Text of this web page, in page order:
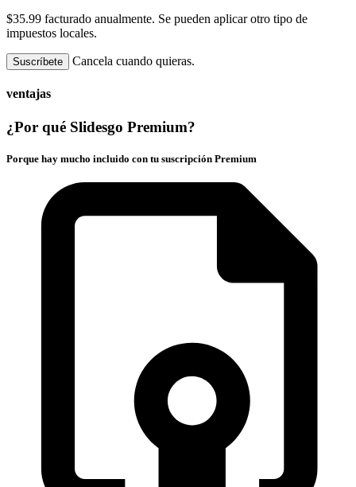
$35.99 facturado anualmente. Se pueden aplicar otro tipo de
impuestos locales.
Suscríbete Cancela cuando quieras.
ventajas
¿Por qué Slidesgo Premium?
Porque hay mucho incluido con tu suscripción Premium